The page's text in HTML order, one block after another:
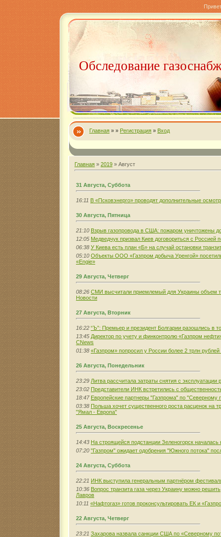
Обследование
Главная » » Регистрация » Вход
Главная » 2019 » Август
31 Августа, Суббота
16:11 В «Псковэнерго» проводят дополнительные
30 Августа, Пятница
21:10 Взрыв газопровода в США: пожаром уничтожены
12:05 Медведчук призвал Киев договориться с Россией
06:38 У Киева есть план «Б» на случай остановки
05:10 Объекты ООО «Газпром добыча Уренгой»
«Engie»
29 Августа, Четверг
08:26 СМИ высчитали приемлемый для Украины объем
Новости
27 Августа, Вторник
16:22 “Ъ”: Премьер и президент Болгарии разошлись в
13:45 Директор по учету и финконтролю «Газпром
CNews
01:38 «Газпром» попросил у России более 2 трлн рублей
26 Августа, Понедельник
23:29 Литва рассчитала затраты снятия с эксплуатации
23:02 Представители ИНК встретились с
18:47 Европейские партнеры "Газпрома" по "Северному
03:38 Польша хочет существенного роста расценок на
"Ямал - Европа"
25 Августа, Воскресенье
14:43 На строящейся подстанции Зеленогорск
07:20 "Газпром" ожидает одобрения "Южного потока"
24 Августа, Суббота
22:21 ИНК выступила генеральным партнёром
10:36 Вопрос транзита газа через Украину можно
Лавров
10:11 «Нафтогаз» готов проконсультировать ЕК и
22 Августа, Четверг
23:21 Захарова назвала санкции США по «Северному